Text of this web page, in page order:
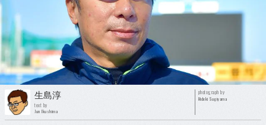
生島淳
text by
Jun Ikushima
photograph by
Hideki Sugiyama